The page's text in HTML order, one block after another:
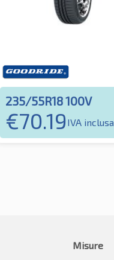
235/55R18 100V
€70.19IVA inclusa
Misure